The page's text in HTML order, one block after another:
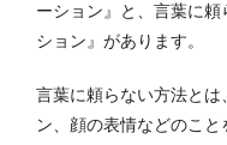
ーション』と、言葉に
ション』があります。
言葉に頼らない方法と
ン、顔の表情などのこと